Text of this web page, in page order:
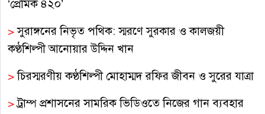
‘প্রেমিক ৪২০’
>সুরাঙ্গনের নিভৃত পথিক: স্মরণে সুরকার ও কালজয়ী
কণ্ঠশিল্পী আনোয়ার উদ্দিন খান
>চিরস্মরণীয় কণ্ঠশিল্পী মোহাম্মদ রফির জীবন ও সুরের যাত্রা
>ট্রাম্প প্রশাসনের সামরিক ভিডিওতে নিজের গান ব্যবহার